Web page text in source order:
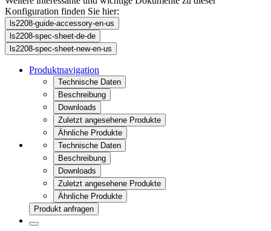
Konfiguration finden Sie hier:
ls2208-guide-accessory-en-us
ls2208-spec-sheet-de-de
ls2208-spec-sheet-new-en-us
Produktnavigation
Technische Daten
Beschreibung
Downloads
Zuletzt angesehene Produkte
Ähnliche Produkte
Technische Daten
Beschreibung
Downloads
Zuletzt angesehene Produkte
Ähnliche Produkte
Produkt anfragen